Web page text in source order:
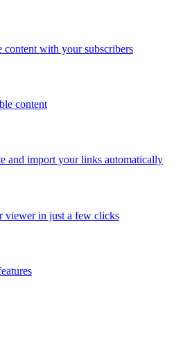
content with your subscribers
content
and import your links automatically
viewer in just a few clicks